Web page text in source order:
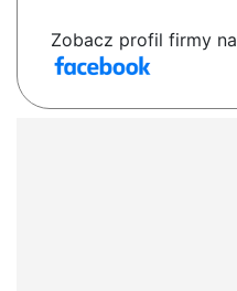
Zobacz profil firmy na